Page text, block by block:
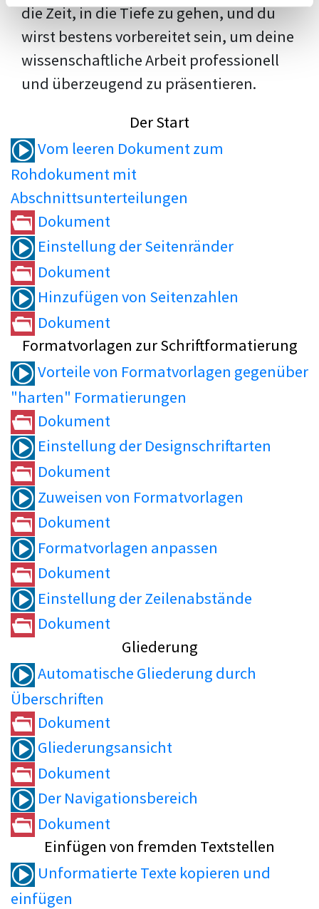
die Zeit, in die Tiefe zu gehen, und du
wirst bestens vorbereitet sein, um deine
wissenschaftliche Arbeit professionell
und überzeugend zu präsentieren.
Der Start
Vom leeren Dokument zum
Rohdokument mit
Abschnittsunterteilungen
Dokument
Einstellung der Seitenränder
Dokument
Hinzufügen von Seitenzahlen
Dokument
Formatvorlagen zur Schriftformatierung
Vorteile von Formatvorlagen gegenüber
"harten" Formatierungen
Dokument
Einstellung der Designschriftarten
Dokument
Zuweisen von Formatvorlagen
Dokument
Formatvorlagen anpassen
Dokument
Einstellung der Zeilenabstände
Dokument
Gliederung
Automatische Gliederung durch
Überschriften
Dokument
Gliederungsansicht
Dokument
Der Navigationsbereich
Dokument
Einfügen von fremden Textstellen
Unformatierte Texte kopieren und
einfügen